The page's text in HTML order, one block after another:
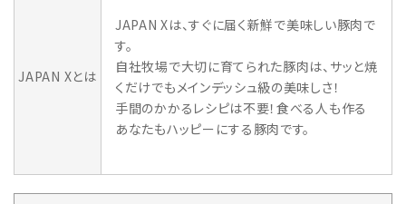
JAPAN Xとは
JAPAN Xは、すぐに届く新鮮で美味しい豚肉で
す。
自社牧場で大切に育てられた豚肉は、サッと焼
くだけでもメインデッシュ級の美味しさ！
手間のかかるレシピは不要！食べる人も作る
あなたもハッピーにする豚肉です。